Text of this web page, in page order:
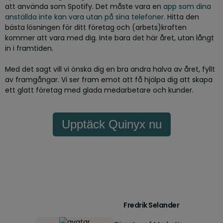
att använda som Spotify. Det måste vara en app som dina
anställda inte kan vara utan på sina telefoner. Hitta den
bästa lösningen för ditt företag och (arbets)kraften
kommer att vara med dig. Inte bara det här året, utan långt
in i framtiden.
Med det sagt vill vi önska dig en bra andra halva av året, fyllt
av framgångar. Vi ser fram emot att få hjälpa dig att skapa
ett glatt företag med glada medarbetare och kunder.
Upptäck Quinyx nu
Fredrik Selander